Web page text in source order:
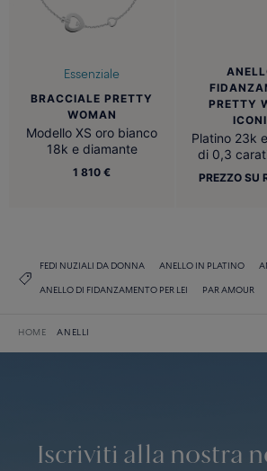
Essenziale
BRACCIALE PRETTY
WOMAN
Modello XS oro bianco
18k e diamante
1 810 €
PRETTY
Platino 23k
di 0,3
PREZZO SU
FEDI NUZIALI DA DONNA ANELLO IN PLATINO
ANELLO DI FIDANZAMENTO PER LEI PAR AMOUR
HOME ANELLI
Iscriviti alla nostra